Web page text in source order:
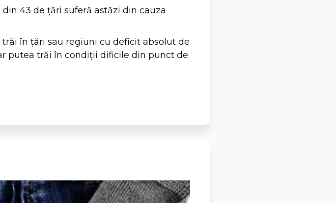
43 de țări suferă astăzi din cauza
în țări sau regiuni cu deficit absolut de
putea trăi în condiții dificile din punct de